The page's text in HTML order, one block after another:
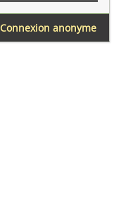
Connexion anonyme